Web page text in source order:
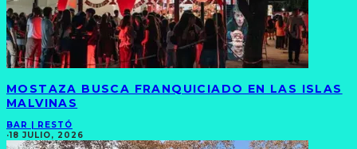
MOSTAZA BUSCA FRANQUICIADO EN LAS ISLAS
MALVINAS
BAR | RESTÓ
·18 JULIO, 2026